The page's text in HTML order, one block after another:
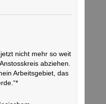
nicht mehr so weit
abziehen.
Arbeitsgebiet, das